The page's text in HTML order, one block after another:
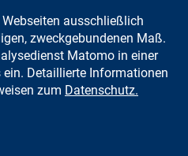
Zum Inhalt springen
ausschließlich
zweckgebundenen Maß.
Matomo in einer
Detaillierte Informationen
zum Datenschutz.